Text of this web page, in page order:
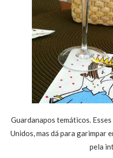
Guardanapos temáticos.
Unidos, mas dá para garimpar
pela